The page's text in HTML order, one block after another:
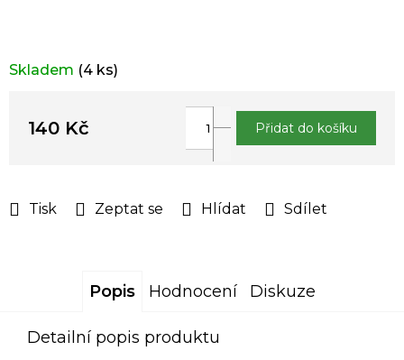
Skladem (4 ks)
Tisk Zeptat se Hlídat Sdílet
140 Kč Přidat do košíku
Popis Hodnocení Diskuze
Detailní popis produktu